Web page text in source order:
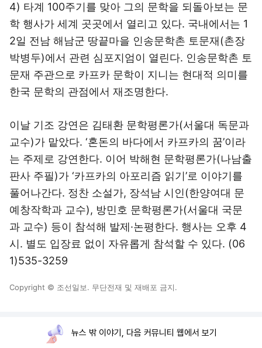
4) 타계 100주기를 맞아 그의 문학을 되돌아보는 문
학 행사가 세계 곳곳에서 열리고 있다. 국내에서는 1
2일 전남 해남군 땅끝마을 인송문학촌 토문재(촌장
박병두)에서 관련 심포지엄이 열린다. 인송문학촌 토
문재 주관으로 카프카 문학이 지니는 현대적 의미를
한국 문학의 관점에서 재조명한다.
이날 기조 강연은 김태환 문학평론가(서울대 독문과
교수)가 맡았다. ‘혼돈의 바다에서 카프카의 꿈’이라
는 주제로 강연한다. 이어 박해현 문학평론가(나남출
판사 주필)가 ‘카프카의 아포리즘 읽기’로 이야기를
풀어나간다. 정찬 소설가, 장석남 시인(한양여대 문
예창작학과 교수), 방민호 문학평론가(서울대 국문
과 교수) 등이 참석해 발제·논평한다. 행사는 오후 4
시. 별도 입장료 없이 자유롭게 참석할 수 있다. (06
1)535-3259
Copyright © 조선일보. 무단전재 및 재배포 금지.
뉴스 밖 이야기, 다음 커뮤니티 웹에서 보기